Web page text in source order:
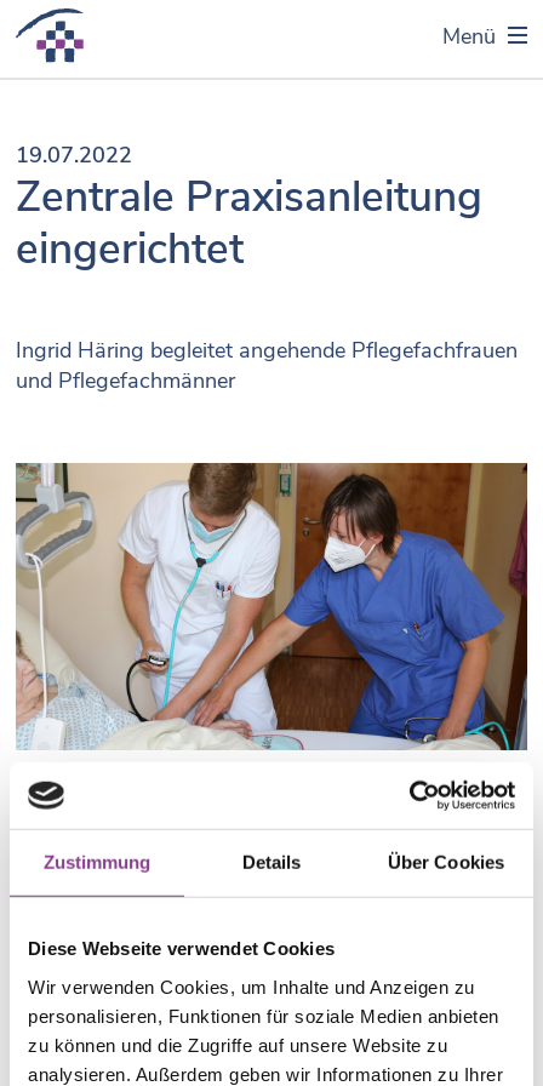
Zustimmung Details Über Cookies
Diese Webseite verwendet Cookies
Wir verwenden Cookies, um Inhalte und Anzeigen zu
personalisieren, Funktionen für soziale Medien anbieten
zu können und die Zugriffe auf unsere Website zu
analysieren. Außerdem geben wir Informationen zu Ihrer
Menü
19.07.2022
Zentrale Praxisanleitung
eingerichtet
Ingrid Häring begleitet angehende Pflegefachfrauen
und Pflegefachmänner
Ingrid Häring mit einem Schüler im 3.
Ausbildungsjahr
Unsere Klinik engagiert sich stark in der Ausbildung
von Pflegefachfrauen und Pflegefachmännern. Wir
Pflege Maria Reginazusammen. Diese befindet sich
– wie unsere Klinik – in der Trägerschaft der
Barmherzigen Schwestern vom heiligen Vinzenz von
Paul. Die Schülerinnen und Schüler absolvieren einen